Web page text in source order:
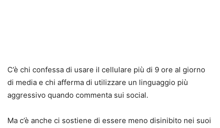
C’è chi confessa di usare il cellulare più di 9 ore al giorno
di media e chi afferma di utilizzare un linguaggio più
aggressivo quando commenta sui social.
Ma c’è anche ci sostiene di essere meno disinibito nei suoi